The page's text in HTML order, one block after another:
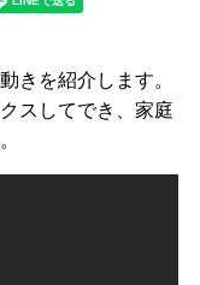
きを紹介します。
スしてでき、家庭